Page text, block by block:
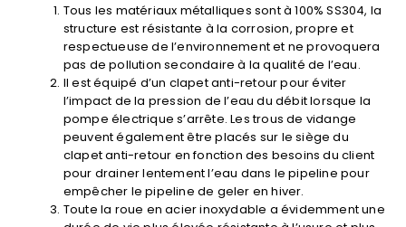
Tous les matériaux métalliques sont à 100% SS304, la
structure est résistante à la corrosion, propre et
respectueuse de l’environnement et ne provoquera
pas de pollution secondaire à la qualité de l’eau.
Il est équipé d’un clapet anti-retour pour éviter
l’impact de la pression de l’eau du débit lorsque la
pompe électrique s’arrête. Les trous de vidange
peuvent également être placés sur le siège du
clapet anti-retour en fonction des besoins du client
pour drainer lentement l’eau dans le pipeline pour
empêcher le pipeline de geler en hiver.
Toute la roue en acier inoxydable a évidemment une